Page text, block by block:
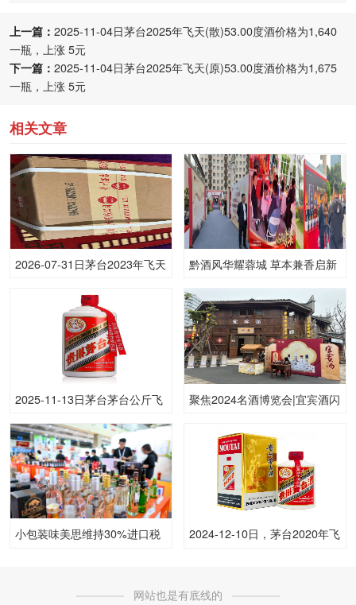
上一篇： 2025-11-04日茅台2025年飞天(散)53.00度酒价格为1,640
一瓶，上涨 5元
下一篇： 2025-11-04日茅台2025年飞天(原)53.00度酒价格为1,675
一瓶，上涨 5元
相关文章
2026-07-31日茅台2023年飞天
瓶，上涨 110元
黔酒风华耀蓉城 草本兼香启新
篇——贵州平坝酒厂惊艳亮相
2026 成都春季糖酒会
2025-11-13日茅台茅台公斤飞
瓶，下跌 10元
聚焦2024名酒博览会|宜宾酒闪
艳消费者
小包装味美思维持30%进口税
2024-12-10日，茅台2020年飞
网站也是有底线的